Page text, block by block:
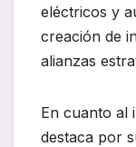
eléctricos y
creación de
alianzas
En cuanto al
destaca por